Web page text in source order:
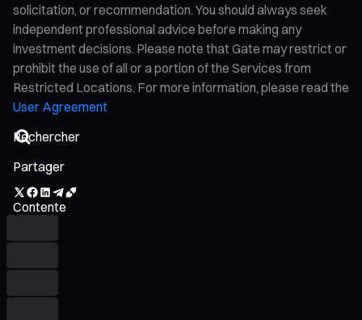
solicitation, or recommendation. You should always seek
independent professional advice before making any
investment decisions. Please note that Gate may restrict or
prohibit the use of all or a portion of the Services from
Restricted Locations. For more information, please read the
User Agreement
Partager
Contente